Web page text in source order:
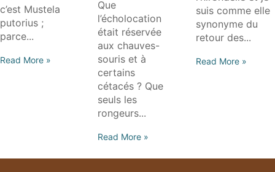
c’est Mustela
putorius ;
parce...
Read More »
Que
l’écholocation
était réservée
aux chauves-
souris et à
certains
cétacés ? Que
seuls les
rongeurs...
Read More »
suis comme elle
synonyme du
retour des...
Read More »